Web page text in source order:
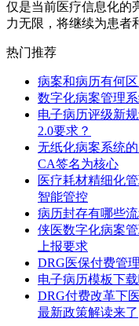
仅是当前医疗信息化的
力无限，将继续为患者
热门推荐
病案和病历有何
数字化病案管理
电子病历评级新
2.0要求？
无纸化病案系统
CA签名为核心
医疗耗材精细化
智能管控
病历封存有哪些流
侠医数字化病案
上报要求
DRG医保付费管
电子病历模板下
DRG付费改革下
最新政策解读来了